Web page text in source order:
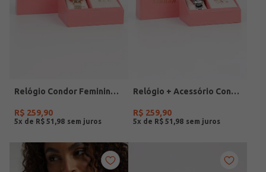
Relógio Condor Feminino DOURADO
R$ 259,90
5x de R$ 51 98
Relógio + Acessório Condor Feminino PRATA
R$ 259,90
5x de R$ 51 98